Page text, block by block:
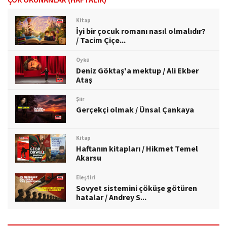
Kitap
İyi bir çocuk romanı nasıl olmalıdır?
/ Tacim Çiçe...
Öykü
Deniz Göktaş'a mektup / Ali Ekber
Ataş
Şiir
Gerçekçi olmak / Ünsal Çankaya
Kitap
Haftanın kitapları / Hikmet Temel
Akarsu
Eleştiri
Sovyet sistemini çöküşe götüren
hatalar / Andrey S...